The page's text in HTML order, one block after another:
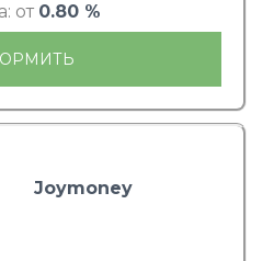
от 0.80 %
Joymoney